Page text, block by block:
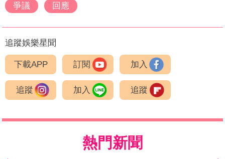
爭議 回應
追蹤娛樂星聞
下載APP 訂閱 加入
追蹤 加入 追蹤
熱門新聞